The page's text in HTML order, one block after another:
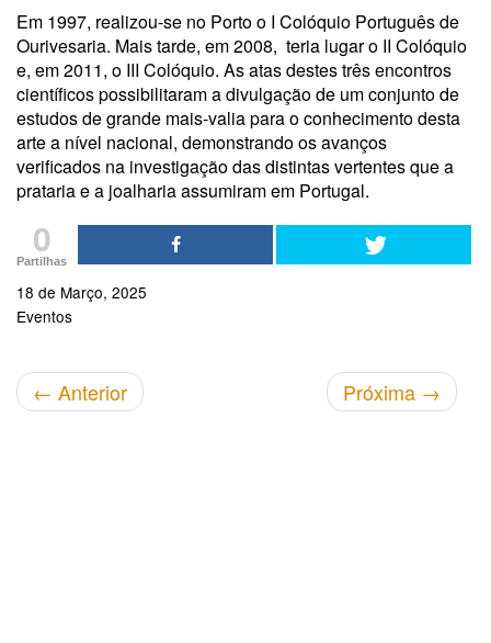
Em 1997, realizou-se no Porto o I Colóquio Português de
Ourivesaria. Mais tarde, em 2008, teria lugar o II Colóquio
e, em 2011, o III Colóquio. As atas destes três encontros
científicos possibilitaram a divulgação de um conjunto de
estudos de grande mais-valia para o conhecimento desta
arte a nível nacional, demonstrando os avanços
verificados na investigação das distintas vertentes que a
prataria e a joalharia assumiram em Portugal.
0
Partilhas
18 de Março, 2025
Eventos
← Anterior Próxima →